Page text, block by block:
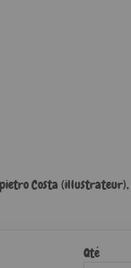
Costa (illustrateur),
Qté